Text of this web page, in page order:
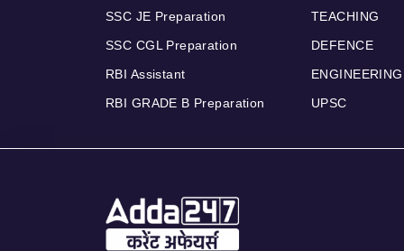
SSC JE Preparation
SSC CGL Preparation
RBI Assistant
RBI GRADE B Preparation
TEACHING
DEFENCE
ENGINEERING
UPSC